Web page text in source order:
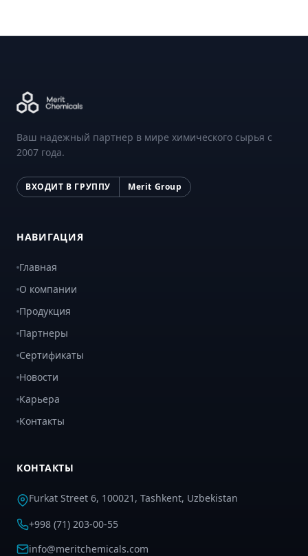
Ваш надежный партнер в мире химического сырья с
2007 года.
ВХОДИТ В ГРУППУ Merit Group
НАВИГАЦИЯ
Главная
О компании
Продукция
Партнеры
Сертификаты
Новости
Карьера
Контакты
КОНТАКТЫ
Furkat Street 6, 100021, Tashkent, Uzbekistan
+998 (71) 203-00-55
info@meritchemicals.com